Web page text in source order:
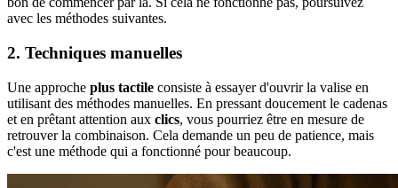
avec les méthodes suivantes.
2. Techniques manuelles
Une approche plus tactile consiste à essayer d'ouvrir la valise en
utilisant des méthodes manuelles. En pressant doucement le cadenas
et en prêtant attention aux clics, vous pourriez être en mesure de
retrouver la combinaison. Cela demande un peu de patience, mais
c'est une méthode qui a fonctionné pour beaucoup.